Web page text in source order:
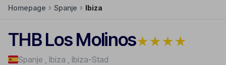
Homepage Spanje Ibiza
THB Los Molinos★★★★
Spanje , Ibiza , Ibiza-Stad